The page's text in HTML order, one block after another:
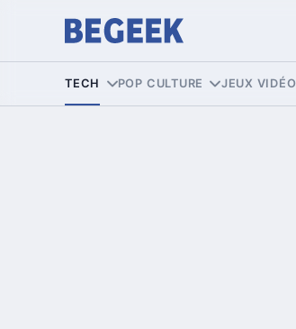
TECH POP CULTURE JEUX VIDÉO